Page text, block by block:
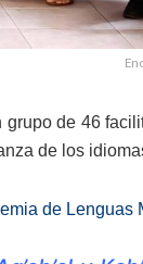
de 46
de los
de Lenguas